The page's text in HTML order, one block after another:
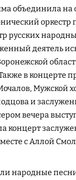
объединила на
оркестр
русских
деятель
в концерте
Мужской
и
вечера
концерт
с Аллой
народные